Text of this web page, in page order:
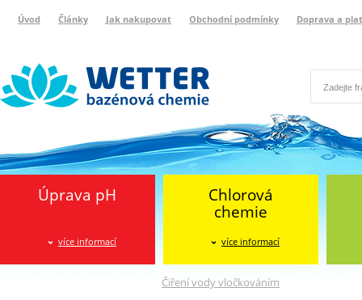
Úvod Články Jak nakupovat Obchodní podmínky Doprava a
Úprava pH
více informací
Chlorová
chemie
více informací
Čiření vody vločkováním